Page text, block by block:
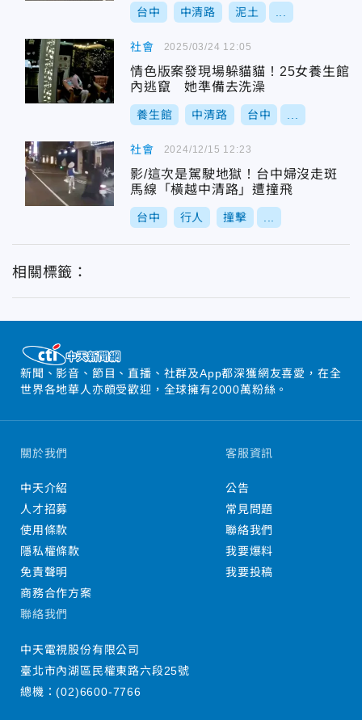
台中 中清路 泥土
社會
情色版案發現場躲貓貓！25女養生館
內逃竄 她準備去洗澡
養生館 中清路 台中
2025/03/24 12:05
社會
影/這次是駕駛地獄！台中婦沒走斑
馬線「橫越中清路」遭撞飛
台中 行人 撞擊
2024/12/15 12:23
相關標籤：
新聞、影音、節目、直播、社群及App都深獲網友喜愛，在全
世界各地華人亦頗受歡迎，全球擁有2000萬粉絲。
關於我們
中天介紹
人才招募
使用條款
隱私權條款
免責聲明
商務合作方案
客服資訊
公告
常見問題
聯絡我們
我要爆料
我要投稿
聯絡我們
中天電視股份有限公司
臺北市內湖區民權東路六段25號
總機：(02)6600-7766